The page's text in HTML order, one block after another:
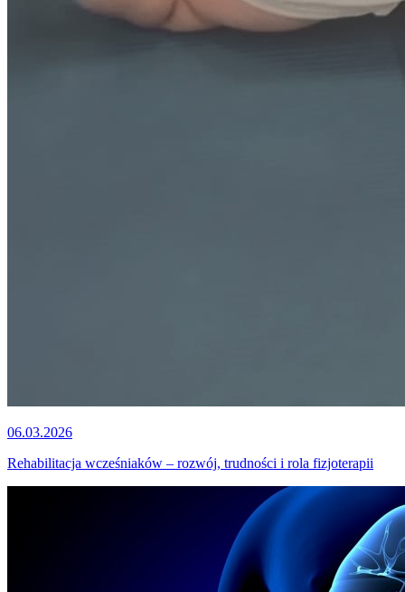
06.03.2026
Rehabilitacja wcześniaków – rozwój, trudności i rola fizjoterapii